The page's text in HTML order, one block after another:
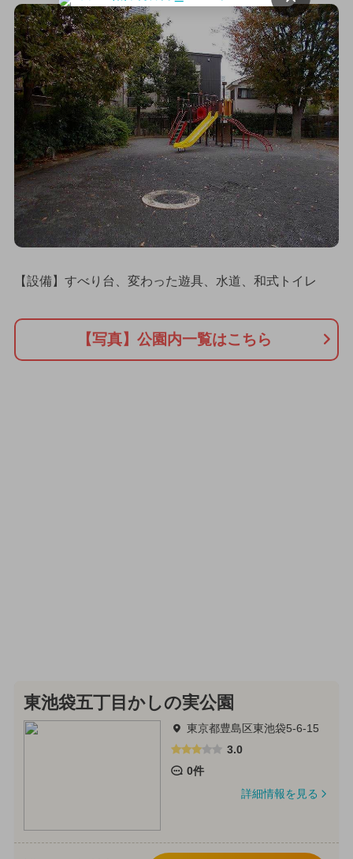
【設備】すべり台、変わった遊具、水道、和式トイレ
【写真】公園内一覧はこちら
東池袋五丁目かしの実公園
東京都豊島区東池袋5-6-15
3.0
0件
詳細情報を見る